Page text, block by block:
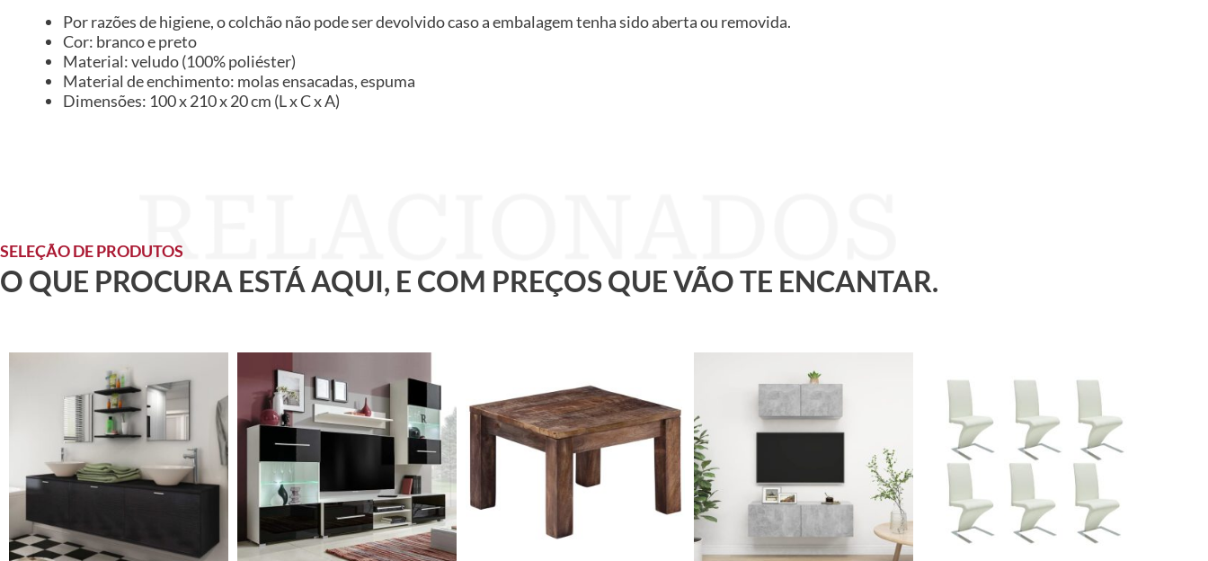
Por razões de higiene, o colchão não pode ser devolvido caso a embalagem tenha sido aberta ou removida.
Cor: branco e preto
Material: veludo (100% poliéster)
Material de enchimento: molas ensacadas, espuma
Dimensões: 100 x 210 x 20 cm (L x C x A)
SELEÇÃO DE PRODUTOS
O QUE PROCURA ESTÁ AQUI, E COM PREÇOS QUE VÃO TE ENCANTAR.